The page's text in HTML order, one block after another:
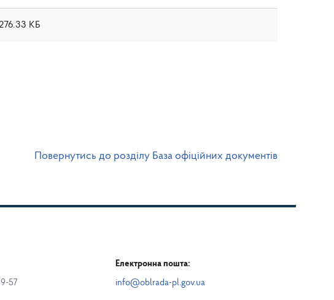
КБ
Повернутись до розділу База офіційних документів
57
Електронна пошта:
info@oblrada-pl.gov.ua